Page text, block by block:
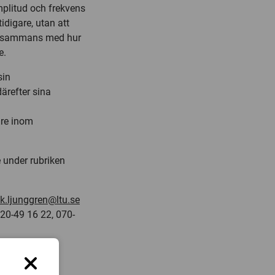
och frekvens
utan att
med hur
sina
inom
rubriken
49 16 22, 070-